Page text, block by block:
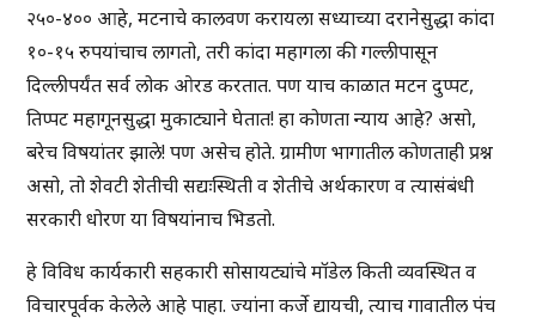
२५०-४०० आहे, मटनाचे कालवण करायला सध्याच्या दरानेसुद्धा कांदा
१०-१५ रुपयांचाच लागतो, तरी कांदा महागला की गल्लीपासून
दिल्लीपर्यंत सर्व लोक ओरड करतात. पण याच काळात मटन दुप्पट,
तिप्पट महागूनसुद्धा मुकाट्याने घेतात! हा कोणता न्याय आहे? असो,
बरेच विषयांतर झाले! पण असेच होते. ग्रामीण भागातील कोणताही प्रश्न
असो, तो शेवटी शेतीची सद्यःस्थिती व शेतीचे अर्थकारण व त्यासंबंधी
सरकारी धोरण या विषयांनाच भिडतो.
हे विविध कार्यकारी सहकारी सोसायट्यांचे मॉडेल किती व्यवस्थित व
विचारपूर्वक केलेले आहे पाहा. ज्यांना कर्जे द्यायची, त्याच गावातील पंच